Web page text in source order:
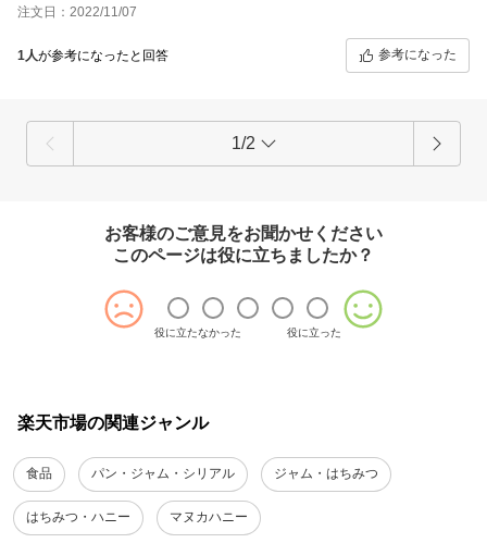
注文日：2022/11/07
1人が参考になったと回答 参考になった
1/2
お客様のご意見をお聞かせください
このページは役に立ちましたか？
役に立たなかった 役に立った
楽天市場の関連ジャンル
食品 パン・ジャム・シリアル ジャム・はちみつ
はちみつ・ハニー マヌカハニー